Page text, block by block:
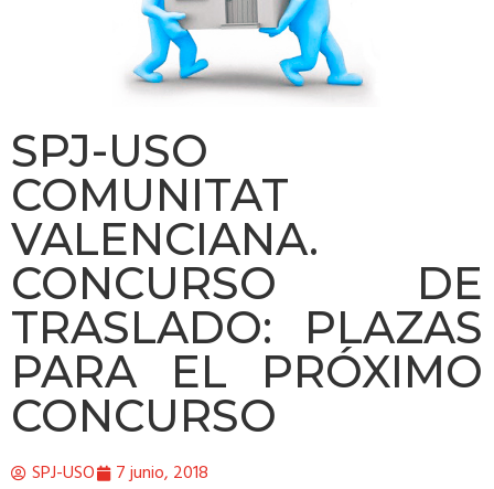
SPJ-USO
COMUNITAT
VALENCIANA.
CONCURSO DE
TRASLADO: PLAZAS
PARA EL PRÓXIMO
CONCURSO
SPJ-USO 7 junio, 2018